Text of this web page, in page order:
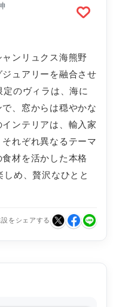
ンリュクス海熊野
ュアリーを融合させ
のヴィラは、海に
、窓からは穏やかな
ンテリアは、輸入家
れぞれ異なるテーマ
材を活かした本格
め、贅沢なひとと
をシェアする